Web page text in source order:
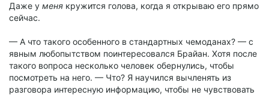
Даже у меня кружится голова, когда я открываю его прямо
сейчас.
— А что такого особенного в стандартных чемоданах? — с
явным любопытством поинтересовался Брайан. Хотя после
такого вопроса несколько человек обернулись, чтобы
посмотреть на него. — Что? Я научился вычленять из
разговора интересную информацию, чтобы не чувствовать